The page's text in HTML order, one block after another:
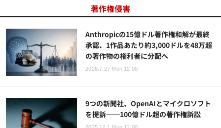
著作権侵害
Anthropicの15億ドル著作権和解が最終
承認、1作品あたり約3,000ドルを48万超
の著作物の権利者に分配へ
2026.7.27 Mon 12:00
9つの新聞社、OpenAIとマイクロソフト
を提訴──100億ドル超の著作権訴訟